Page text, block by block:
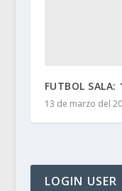
FUTBOL SALA:
13 de marzo del
LOGIN